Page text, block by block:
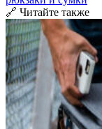
🔗 Читайте также